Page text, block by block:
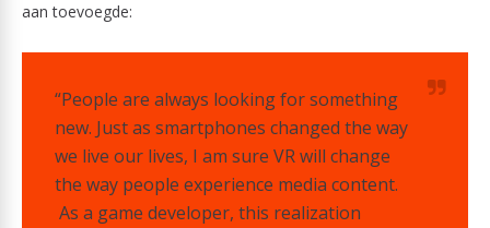
aan toevoegde:
“People are always looking for something
new. Just as smartphones changed the way
we live our lives, I am sure VR will change
the way people experience media content.
As a game developer, this realization